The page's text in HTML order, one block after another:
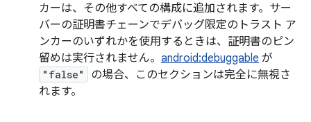
カーは、その他すべての構成に追加されます。サー
バーの証明書チェーンでデバッグ限定のトラスト ア
ンカーのいずれかを使用するときは、証明書のピン
留めは実行されません。 android:debuggable が
"false"
の場合、このセクションは完全に無視さ
れます。